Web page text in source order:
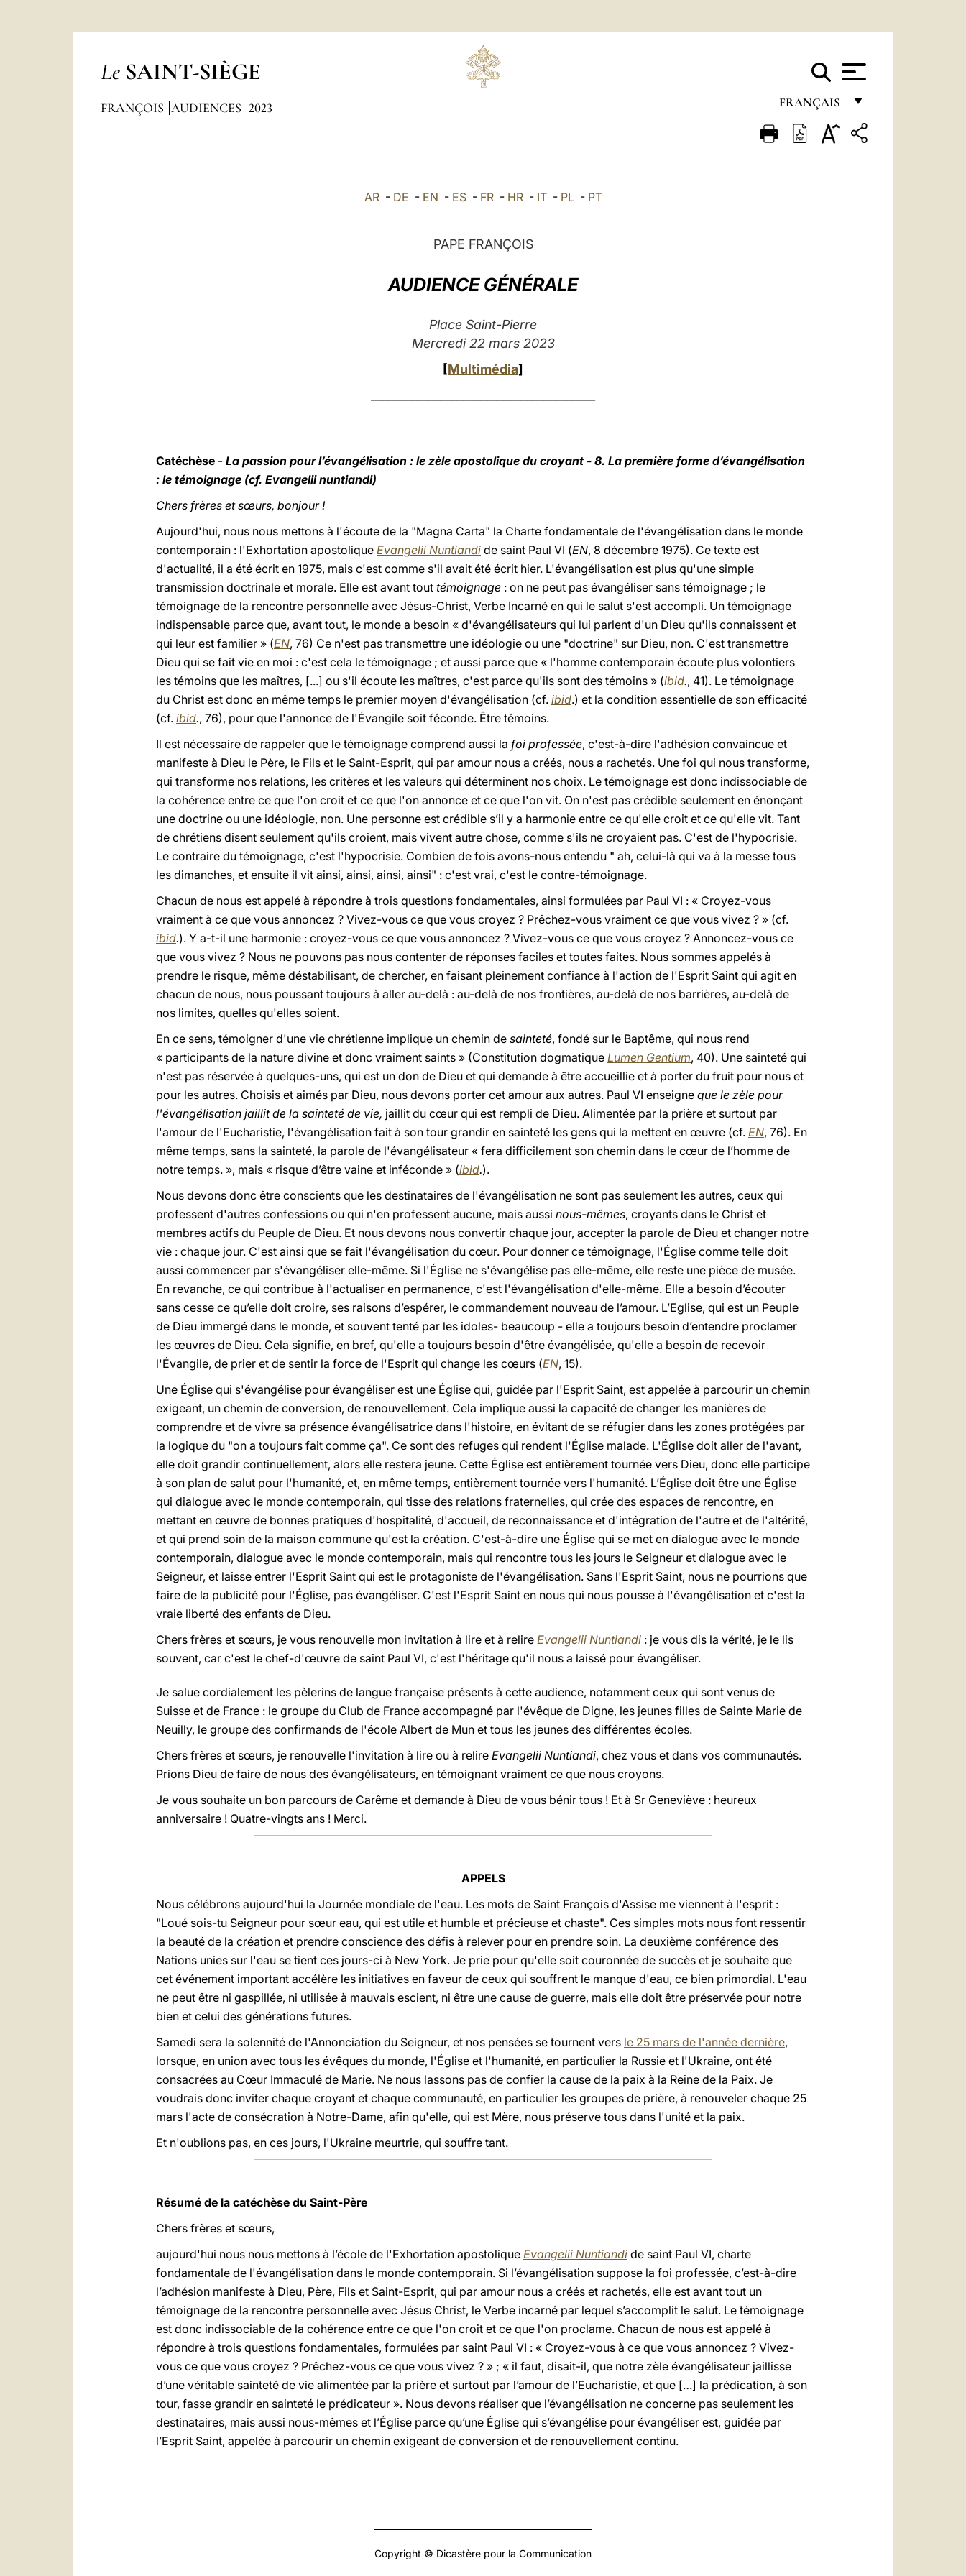
Le SAINT-SIÈGE
FRANÇAIS
FRANÇAIS
FRANÇOIS AUDIENCES 2023
AR- DE - EN - ES- FR- HR- IT- PL- PT
PAPE FRANÇOIS
AUDIENCE GÉNÉRALE
Place Saint-Pierre
Mercredi 22 mars 2023
[Multimédia]
Catéchèse - La passion pour l’évangélisation : le zèle apostolique du croyant - 8. La première forme d’évangélisation
: le témoignage (cf. Evangelii nuntiandi)
Chers frères et sœurs, bonjour !
Aujourd'hui, nous nous mettons à l'écoute de la "Magna Carta" la Charte fondamentale de l'évangélisation dans le monde
contemporain : l'Exhortation apostolique Evangelii Nuntiandi de saint Paul VI (EN, 8 décembre 1975). Ce texte est
d'actualité, il a été écrit en 1975, mais c'est comme s'il avait été écrit hier. L'évangélisation est plus qu'une simple
transmission doctrinale et morale. Elle est avant tout témoignage : on ne peut pas évangéliser sans témoignage ; le
témoignage de la rencontre personnelle avec Jésus-Christ, Verbe Incarné en qui le salut s'est accompli. Un témoignage
indispensable parce que, avant tout, le monde a besoin « d'évangélisateurs qui lui parlent d'un Dieu qu'ils connaissent et
qui leur est familier » (EN, 76) Ce n'est pas transmettre une idéologie ou une "doctrine" sur Dieu, non. C'est transmettre
Dieu qui se fait vie en moi : c'est cela le témoignage ; et aussi parce que « l'homme contemporain écoute plus volontiers
les témoins que les maîtres, [...] ou s'il écoute les maîtres, c'est parce qu'ils sont des témoins » (ibid., 41). Le témoignage
du Christ est donc en même temps le premier moyen d'évangélisation (cf. ibid.) et la condition essentielle de son efficacité
(cf. ibid., 76), pour que l'annonce de l'Évangile soit féconde. Être témoins.
Il est nécessaire de rappeler que le témoignage comprend aussi la foi professée, c'est-à-dire l'adhésion convaincue et
manifeste à Dieu le Père, le Fils et le Saint-Esprit, qui par amour nous a créés, nous a rachetés. Une foi qui nous transforme,
qui transforme nos relations, les critères et les valeurs qui déterminent nos choix. Le témoignage est donc indissociable de
la cohérence entre ce que l'on croit et ce que l'on annonce et ce que l'on vit. On n'est pas crédible seulement en énonçant
une doctrine ou une idéologie, non. Une personne est crédible s’il y a harmonie entre ce qu'elle croit et ce qu'elle vit. Tant
de chrétiens disent seulement qu'ils croient, mais vivent autre chose, comme s'ils ne croyaient pas. C'est de l'hypocrisie.
Le contraire du témoignage, c'est l'hypocrisie. Combien de fois avons-nous entendu " ah, celui-là qui va à la messe tous
les dimanches, et ensuite il vit ainsi, ainsi, ainsi, ainsi" : c'est vrai, c'est le contre-témoignage.
Chacun de nous est appelé à répondre à trois questions fondamentales, ainsi formulées par Paul VI : « Croyez-vous
vraiment à ce que vous annoncez ? Vivez-vous ce que vous croyez ? Prêchez-vous vraiment ce que vous vivez ? » (cf.
ibid.). Y a-t-il une harmonie : croyez-vous ce que vous annoncez ? Vivez-vous ce que vous croyez ? Annoncez-vous ce
que vous vivez ? Nous ne pouvons pas nous contenter de réponses faciles et toutes faites. Nous sommes appelés à
prendre le risque, même déstabilisant, de chercher, en faisant pleinement confiance à l'action de l'Esprit Saint qui agit en
chacun de nous, nous poussant toujours à aller au-delà : au-delà de nos frontières, au-delà de nos barrières, au-delà de
nos limites, quelles qu'elles soient.
En ce sens, témoigner d'une vie chrétienne implique un chemin de sainteté, fondé sur le Baptême, qui nous rend
« participants de la nature divine et donc vraiment saints » (Constitution dogmatique Lumen Gentium, 40). Une sainteté qui
n'est pas réservée à quelques-uns, qui est un don de Dieu et qui demande à être accueillie et à porter du fruit pour nous et
pour les autres. Choisis et aimés par Dieu, nous devons porter cet amour aux autres. Paul VI enseigne que le zèle pour
l'évangélisation jaillit de la sainteté de vie, jaillit du cœur qui est rempli de Dieu. Alimentée par la prière et surtout par
l'amour de l'Eucharistie, l'évangélisation fait à son tour grandir en sainteté les gens qui la mettent en œuvre (cf. EN, 76). En
même temps, sans la sainteté, la parole de l'évangélisateur « fera difficilement son chemin dans le cœur de l’homme de
notre temps. », mais « risque d’être vaine et inféconde » (ibid.).
Nous devons donc être conscients que les destinataires de l'évangélisation ne sont pas seulement les autres, ceux qui
professent d'autres confessions ou qui n'en professent aucune, mais aussi nous-mêmes, croyants dans le Christ et
membres actifs du Peuple de Dieu. Et nous devons nous convertir chaque jour, accepter la parole de Dieu et changer notre
vie : chaque jour. C'est ainsi que se fait l'évangélisation du cœur. Pour donner ce témoignage, l'Église comme telle doit
aussi commencer par s'évangéliser elle-même. Si l'Église ne s'évangélise pas elle-même, elle reste une pièce de musée.
En revanche, ce qui contribue à l'actualiser en permanence, c'est l'évangélisation d'elle-même. Elle a besoin d’écouter
sans cesse ce qu’elle doit croire, ses raisons d’espérer, le commandement nouveau de l’amour. L’Eglise, qui est un Peuple
de Dieu immergé dans le monde, et souvent tenté par les idoles- beaucoup - elle a toujours besoin d’entendre proclamer
les œuvres de Dieu. Cela signifie, en bref, qu'elle a toujours besoin d'être évangélisée, qu'elle a besoin de recevoir
l'Évangile, de prier et de sentir la force de l'Esprit qui change les cœurs (EN, 15).
Une Église qui s'évangélise pour évangéliser est une Église qui, guidée par l'Esprit Saint, est appelée à parcourir un chemin
exigeant, un chemin de conversion, de renouvellement. Cela implique aussi la capacité de changer les manières de
comprendre et de vivre sa présence évangélisatrice dans l'histoire, en évitant de se réfugier dans les zones protégées par
la logique du "on a toujours fait comme ça". Ce sont des refuges qui rendent l'Église malade. L'Église doit aller de l'avant,
elle doit grandir continuellement, alors elle restera jeune. Cette Église est entièrement tournée vers Dieu, donc elle participe
à son plan de salut pour l'humanité, et, en même temps, entièrement tournée vers l'humanité. L’Église doit être une Église
qui dialogue avec le monde contemporain, qui tisse des relations fraternelles, qui crée des espaces de rencontre, en
mettant en œuvre de bonnes pratiques d'hospitalité, d'accueil, de reconnaissance et d'intégration de l'autre et de l'altérité,
et qui prend soin de la maison commune qu'est la création. C'est-à-dire une Église qui se met en dialogue avec le monde
contemporain, dialogue avec le monde contemporain, mais qui rencontre tous les jours le Seigneur et dialogue avec le
Seigneur, et laisse entrer l'Esprit Saint qui est le protagoniste de l'évangélisation. Sans l'Esprit Saint, nous ne pourrions que
faire de la publicité pour l'Église, pas évangéliser. C'est l'Esprit Saint en nous qui nous pousse à l'évangélisation et c'est la
vraie liberté des enfants de Dieu.
Chers frères et sœurs, je vous renouvelle mon invitation à lire et à relire Evangelii Nuntiandi : je vous dis la vérité, je le lis
souvent, car c'est le chef-d'œuvre de saint Paul VI, c'est l'héritage qu'il nous a laissé pour évangéliser.
Je salue cordialement les pèlerins de langue française présents à cette audience, notamment ceux qui sont venus de
Suisse et de France : le groupe du Club de France accompagné par l'évêque de Digne, les jeunes filles de Sainte Marie de
Neuilly, le groupe des confirmands de l'école Albert de Mun et tous les jeunes des différentes écoles.
Chers frères et sœurs, je renouvelle l'invitation à lire ou à relire Evangelii Nuntiandi, chez vous et dans vos communautés.
Prions Dieu de faire de nous des évangélisateurs, en témoignant vraiment ce que nous croyons.
Je vous souhaite un bon parcours de Carême et demande à Dieu de vous bénir tous ! Et à Sr Geneviève : heureux
anniversaire ! Quatre-vingts ans ! Merci.
APPELS
Nous célébrons aujourd'hui la Journée mondiale de l'eau. Les mots de Saint François d'Assise me viennent à l'esprit :
"Loué sois-tu Seigneur pour sœur eau, qui est utile et humble et précieuse et chaste". Ces simples mots nous font ressentir
la beauté de la création et prendre conscience des défis à relever pour en prendre soin. La deuxième conférence des
Nations unies sur l'eau se tient ces jours-ci à New York. Je prie pour qu'elle soit couronnée de succès et je souhaite que
cet événement important accélère les initiatives en faveur de ceux qui souffrent le manque d'eau, ce bien primordial. L'eau
ne peut être ni gaspillée, ni utilisée à mauvais escient, ni être une cause de guerre, mais elle doit être préservée pour notre
bien et celui des générations futures.
Samedi sera la solennité de l'Annonciation du Seigneur, et nos pensées se tournent vers le 25 mars de l'année dernière,
lorsque, en union avec tous les évêques du monde, l'Église et l'humanité, en particulier la Russie et l'Ukraine, ont été
consacrées au Cœur Immaculé de Marie. Ne nous lassons pas de confier la cause de la paix à la Reine de la Paix. Je
voudrais donc inviter chaque croyant et chaque communauté, en particulier les groupes de prière, à renouveler chaque 25
mars l'acte de consécration à Notre-Dame, afin qu'elle, qui est Mère, nous préserve tous dans l'unité et la paix.
Et n'oublions pas, en ces jours, l'Ukraine meurtrie, qui souffre tant.
Résumé de la catéchèse du Saint-Père
Chers frères et sœurs,
aujourd'hui nous nous mettons à l’école de l'Exhortation apostolique Evangelii Nuntiandi de saint Paul VI, charte
fondamentale de l'évangélisation dans le monde contemporain. Si l’évangélisation suppose la foi professée, c’est-à-dire
l’adhésion manifeste à Dieu, Père, Fils et Saint-Esprit, qui par amour nous a créés et rachetés, elle est avant tout un
témoignage de la rencontre personnelle avec Jésus Christ, le Verbe incarné par lequel s’accomplit le salut. Le témoignage
est donc indissociable de la cohérence entre ce que l'on croit et ce que l'on proclame. Chacun de nous est appelé à
répondre à trois questions fondamentales, formulées par saint Paul VI : « Croyez-vous à ce que vous annoncez ? Vivez-
vous ce que vous croyez ? Prêchez-vous ce que vous vivez ? » ; « il faut, disait-il, que notre zèle évangélisateur jaillisse
d’une véritable sainteté de vie alimentée par la prière et surtout par l’amour de l’Eucharistie, et que […] la prédication, à son
tour, fasse grandir en sainteté le prédicateur ». Nous devons réaliser que l’évangélisation ne concerne pas seulement les
destinataires, mais aussi nous-mêmes et l’Église parce qu’une Église qui s’évangélise pour évangéliser est, guidée par
l’Esprit Saint, appelée à parcourir un chemin exigeant de conversion et de renouvellement continu.
Copyright © Dicastère pour la Communication